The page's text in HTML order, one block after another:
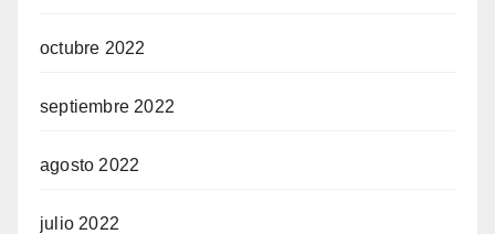
octubre 2022
septiembre 2022
agosto 2022
julio 2022